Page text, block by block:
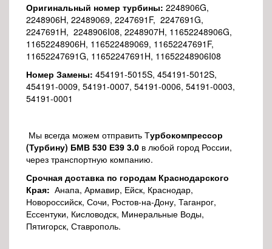
Оригинальный номер турбины: 2248906G,
2248906H, 22489069, 2247691F, 2247691G,
2247691H, 2248906I08, 2248907H, 11652248906G,
11652248906H, 116522489069, 11652247691F,
11652247691G, 11652247691H, 11652248906I08
Номер Замены: 454191-5015S, 454191-5012S,
454191-0009, 54191-0007, 54191-0006, 54191-0003,
54191-0001
Мы всегда можем отправить Турбокомпрессор
(Турбину) БМВ 530 Е39 3.0 в любой город России,
через транспортную компанию.
Срочная доставка по городам Краснодарского
Края: Анапа, Армавир, Ейск, Краснодар,
Новороссийск, Сочи, Ростов-на-Дону, Таганрог,
Ессентуки, Кисловодск, Минеральные Воды,
Пятигорск, Ставрополь.